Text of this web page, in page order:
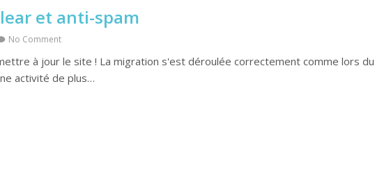
et anti-spam
No Comment
à jour le site ! La migration s'est déroulée correctement comme lors du
activité de plus…